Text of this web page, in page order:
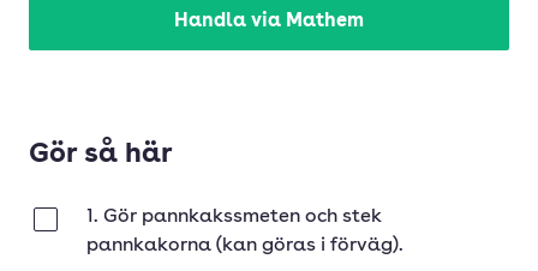
Handla via Mathem
Gör så här
1. Gör pannkakssmeten och stek
pannkakorna (kan göras i förväg).